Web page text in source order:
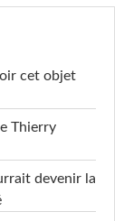
cet objet
Thierry
devenir la